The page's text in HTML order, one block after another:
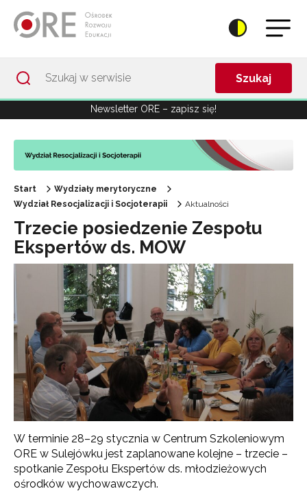
Szukaj
Newsletter ORE – zapisz się!
Start
Wydziały merytoryczne
Wydział Resocjalizacji i Socjoterapii
Aktualności
Trzecie posiedzenie Zespołu
Ekspertów ds. MOW
W terminie 28–29 stycznia w Centrum Szkoleniowym
ORE w Sulejówku jest zaplanowane kolejne – trzecie –
spotkanie Zespołu Ekspertów ds. młodzieżowych
ośrodków wychowawczych.